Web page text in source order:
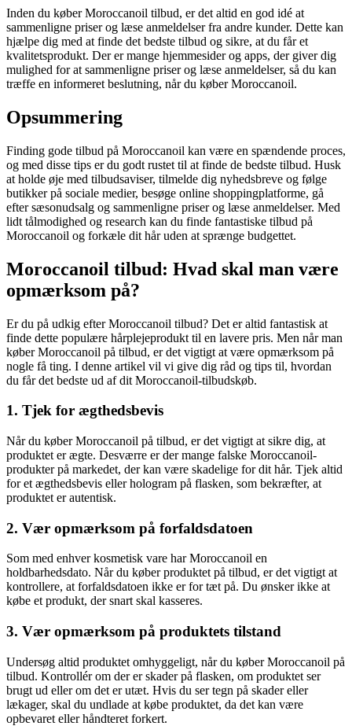
Inden du køber Moroccanoil tilbud, er det altid en god idé at
sammenligne priser og læse anmeldelser fra andre kunder. Dette kan
hjælpe dig med at finde det bedste tilbud og sikre, at du får et
kvalitetsprodukt. Der er mange hjemmesider og apps, der giver dig
mulighed for at sammenligne priser og læse anmeldelser, så du kan
træffe en informeret beslutning, når du køber Moroccanoil.
Opsummering
Finding gode tilbud på Moroccanoil kan være en spændende proces,
og med disse tips er du godt rustet til at finde de bedste tilbud. Husk
at holde øje med tilbudsaviser, tilmelde dig nyhedsbreve og følge
butikker på sociale medier, besøge online shoppingplatforme, gå
efter sæsonudsalg og sammenligne priser og læse anmeldelser. Med
lidt tålmodighed og research kan du finde fantastiske tilbud på
Moroccanoil og forkæle dit hår uden at sprænge budgettet.
Moroccanoil tilbud: Hvad skal man være
opmærksom på?
Er du på udkig efter Moroccanoil tilbud? Det er altid fantastisk at
finde dette populære hårplejeprodukt til en lavere pris. Men når man
køber Moroccanoil på tilbud, er det vigtigt at være opmærksom på
nogle få ting. I denne artikel vil vi give dig råd og tips til, hvordan
du får det bedste ud af dit Moroccanoil-tilbudskøb.
1. Tjek for ægthedsbevis
Når du køber Moroccanoil på tilbud, er det vigtigt at sikre dig, at
produktet er ægte. Desværre er der mange falske Moroccanoil-
produkter på markedet, der kan være skadelige for dit hår. Tjek altid
for et ægthedsbevis eller hologram på flasken, som bekræfter, at
produktet er autentisk.
2. Vær opmærksom på forfaldsdatoen
Som med enhver kosmetisk vare har Moroccanoil en
holdbarhedsdato. Når du køber produktet på tilbud, er det vigtigt at
kontrollere, at forfaldsdatoen ikke er for tæt på. Du ønsker ikke at
købe et produkt, der snart skal kasseres.
3. Vær opmærksom på produktets tilstand
Undersøg altid produktet omhyggeligt, når du køber Moroccanoil på
tilbud. Kontrollér om der er skader på flasken, om produktet ser
brugt ud eller om det er utæt. Hvis du ser tegn på skader eller
lækager, skal du undlade at købe produktet, da det kan være
opbevaret eller håndteret forkert.